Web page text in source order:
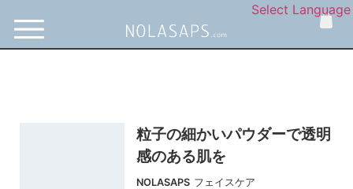
Select Language
粒子の細かいパウダーで透明
感のある肌を
NOLASAPS フェイスケア